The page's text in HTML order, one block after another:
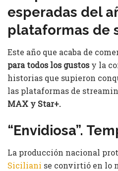
esperadas del
plataformas de
Este año que acaba de
para todos los gustosy la
historias que supieron
las plataformas de
MAX y Star+.
“Envidiosa”.
La producción nacional
Siciliani se convirtió en lo